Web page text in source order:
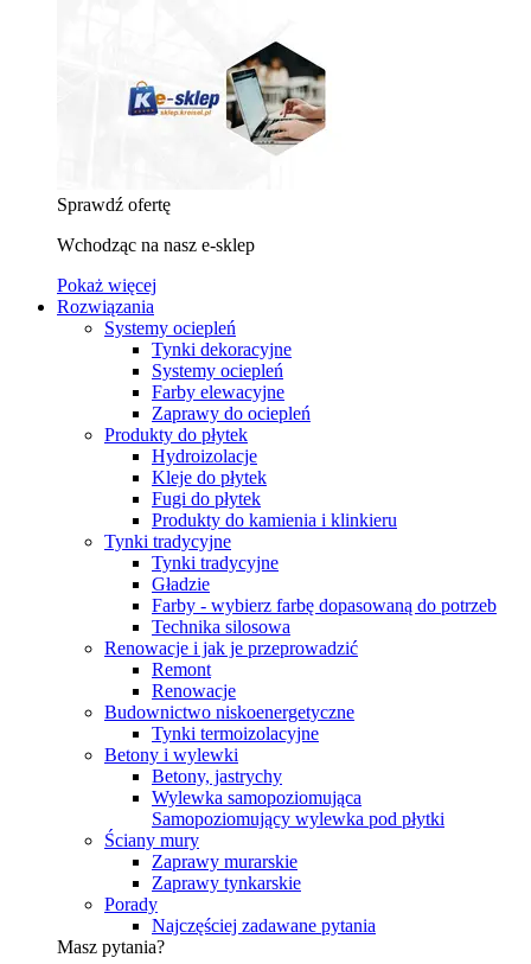
Sprawdź ofertę
Wchodząc na nasz e-sklep
Pokaż więcej
Rozwiązania
Systemy ociepleń
Tynki dekoracyjne
Systemy ociepleń
Farby elewacyjne
Zaprawy do ociepleń
Produkty do płytek
Hydroizolacje
Kleje do płytek
Fugi do płytek
Produkty do kamienia i klinkieru
Tynki tradycyjne
Tynki tradycyjne
Gładzie
Farby - wybierz farbę dopasowaną do potrzeb
Technika silosowa
Renowacje i jak je przeprowadzić
Remont
Renowacje
Budownictwo niskoenergetyczne
Tynki termoizolacyjne
Betony i wylewki
Betony, jastrychy
Wylewka samopoziomująca
Samopoziomujący wylewka pod płytki
Ściany mury
Zaprawy murarskie
Zaprawy tynkarskie
Porady
Najczęściej zadawane pytania
Masz pytania?